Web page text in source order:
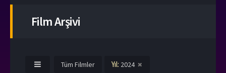
Film Arşivi
Tüm Filmler Yıl: 2024